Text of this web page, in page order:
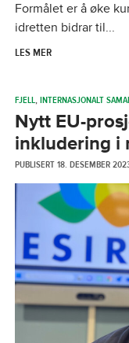
Formålet er å øke
idretten bidrar til...
LES MER
FJELL,INTERNASJONALT
Nytt EU-
inkludering i
PUBLISERT18. DESEMBER